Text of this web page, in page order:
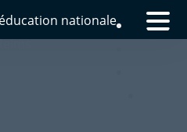
nationale